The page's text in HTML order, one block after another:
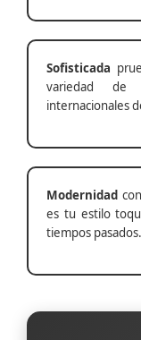
Sofisticada
variedad de
internacionales
Modernidad
es tu estilo
tiempos pasados.